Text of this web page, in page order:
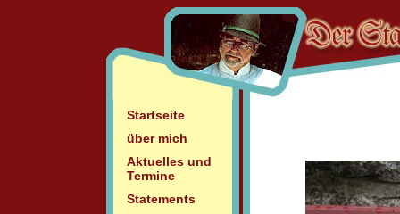
Startseite
über mich
Aktuelles und
Termine
Statements